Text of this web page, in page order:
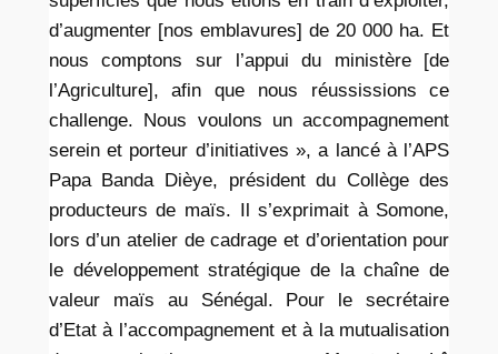
d’augmenter [nos emblavures] de 20 000 ha. Et
nous comptons sur l’appui du ministère [de
l’Agriculture], afin que nous réussissions ce
challenge. Nous voulons un accompagnement
serein et porteur d’initiatives », a lancé à l’APS
Papa Banda Dièye, président du Collège des
producteurs de maïs. Il s’exprimait à Somone,
lors d’un atelier de cadrage et d’orientation pour
le développement stratégique de la chaîne de
valeur maïs au Sénégal. Pour le secrétaire
d’Etat à l’accompagnement et à la mutualisation